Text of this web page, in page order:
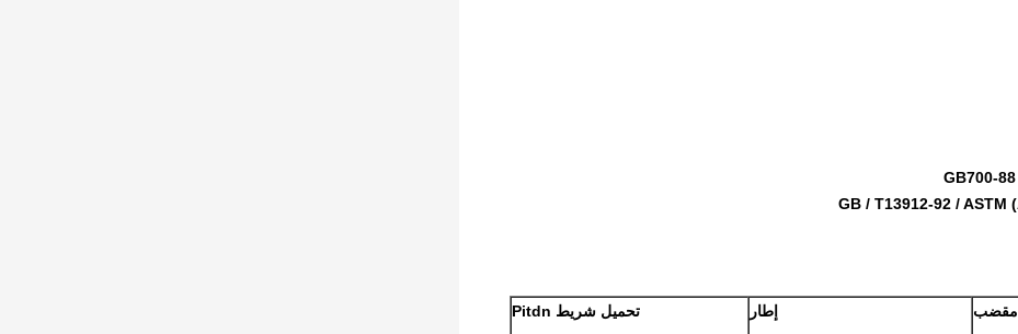
مقضب إطار تحميل شريط Pitdn